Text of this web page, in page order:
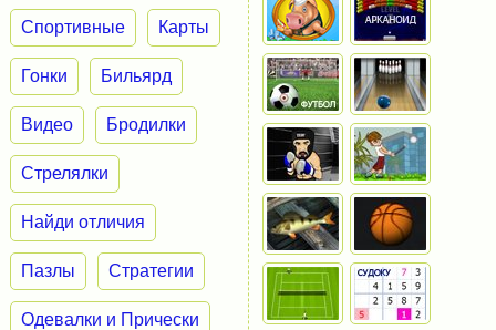
Спортивные Карты
Гонки Бильярд
Видео Бродилки
Стрелялки
Найди отличия
Пазлы Стратегии
Одевалки и Прически